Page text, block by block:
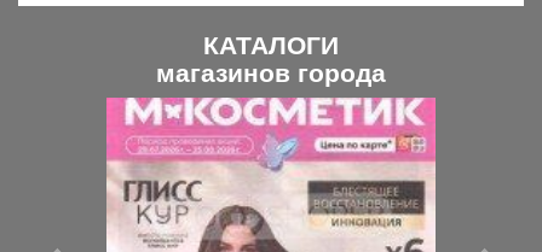
КАТАЛОГИ
магазинов города